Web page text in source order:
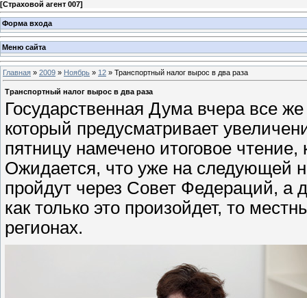
[Страховой агент 007]
Форма входа
Меню сайта
Главная » 2009 » Ноябрь » 12 » Транспортный налог вырос в два раза
Транспортный налог вырос в два раза
Государственная Дума вчера все
который предусматривает
пятницу намечено итоговое
Ожидается, что уже на следующей
пройдут через Совет Федераций, а
как только это произойдет, то
регионах.